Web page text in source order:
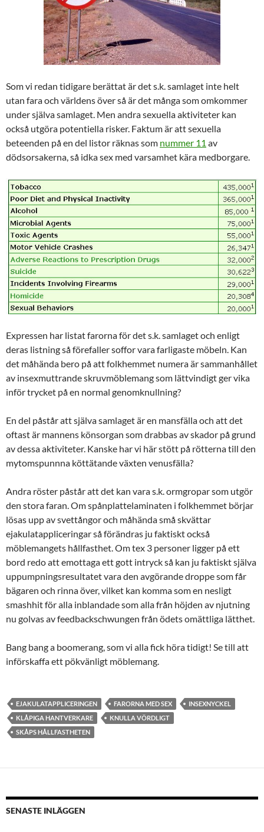
Som vi redan tidigare berättat är det s.k. samlaget inte helt
utan fara och världens över så är det många som omkommer
under själva samlaget. Men andra sexuella aktiviteter kan
också utgöra potentiella risker. Faktum är att sexuella
beteenden på en del listor räknas som nummer 11 av
dödsorsakerna, så idka sex med varsamhet kära medborgare.
Expressen har listat farorna för det s.k. samlaget och enligt
deras listning så förefaller soffor vara farligaste möbeln. Kan
det måhända bero på att folkhemmet numera är sammanhållet
av insexmuttrande skruvmöblemang som lättvindigt ger vika
inför trycket på en normal genomknullning?
En del påstår att själva samlaget är en mansfälla och att det
oftast är mannens könsorgan som drabbas av skador på grund
av dessa aktiviteter. Kanske har vi här stött på rötterna till den
mytomspunnna köttätande växten venusfälla?
Andra röster påstår att det kan vara s.k. ormgropar som utgör
den stora faran. Om spånplattelaminaten i folkhemmet börjar
lösas upp av svettångor och måhända små skvättar
ejakulatappliceringar så förändras ju faktiskt också
möblemangets hållfasthet. Om tex 3 personer ligger på ett
bord redo att emottaga ett gott intryck så kan ju faktiskt själva
uppumpningsresultatet vara den avgörande droppe som får
bägaren och rinna över, vilket kan komma som en nesligt
smashhit för alla inblandade som alla från höjden av njutning
nu golvas av feedbackschwungen från ödets omättliga lätthet.
Bang bang a boomerang, som vi alla fick höra tidigt! Se till att
införskaffa ett pökvänligt möblemang.
EJAKULATAPPLICERINGEN FARORNA MED SEX
INSEXNYCKEL
KLÅPIGA HANTVERKARE
KNULLA VÖRDLIGT
SKÅPS HÅLLFASTHETEN
SENASTE INLÄGGEN